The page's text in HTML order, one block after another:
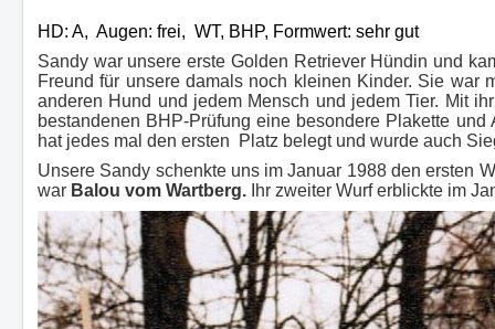
HD: A, Augen: frei, WT, BHP, Formwert: sehr gut
Sandy war unsere erste Golden Retriever Hündin und
Freund für unsere damals noch kleinen Kinder. Sie war
anderen Hund und jedem Mensch und jedem Tier. Mit
bestandenen BHP-Prüfung eine besondere Plakette
hat jedes mal den ersten Platz belegt und wurde auch
Unsere Sandy schenkte uns im Januar 1988 den ersten
war Balou vom Wartberg. Ihr zweiter Wurf erblickte im